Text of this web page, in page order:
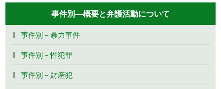
事件別―概要と弁護活動について
事件別－暴力事件
事件別－性犯罪
事件別－財産犯